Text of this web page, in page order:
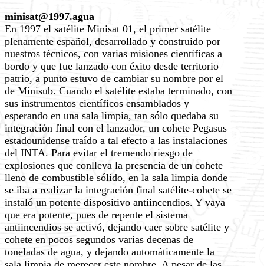
minisat@1997.agua
En 1997 el satélite Minisat 01, el primer satélite
plenamente español, desarrollado y construido por
nuestros técnicos, con varias misiones científicas a
bordo y que fue lanzado con éxito desde territorio
patrio, a punto estuvo de cambiar su nombre por el
de Minisub. Cuando el satélite estaba terminado, con
sus instrumentos científicos ensamblados y
esperando en una sala limpia, tan sólo quedaba su
integración final con el lanzador, un cohete Pegasus
estadounidense traído a tal efecto a las instalaciones
del INTA. Para evitar el tremendo riesgo de
explosiones que conlleva la presencia de un cohete
lleno de combustible sólido, en la sala limpia donde
se iba a realizar la integración final satélite-cohete se
instaló un potente dispositivo antiincendios. Y vaya
que era potente, pues de repente el sistema
antiincendios se activó, dejando caer sobre satélite y
cohete en pocos segundos varias decenas de
toneladas de agua, y dejando automáticamente la